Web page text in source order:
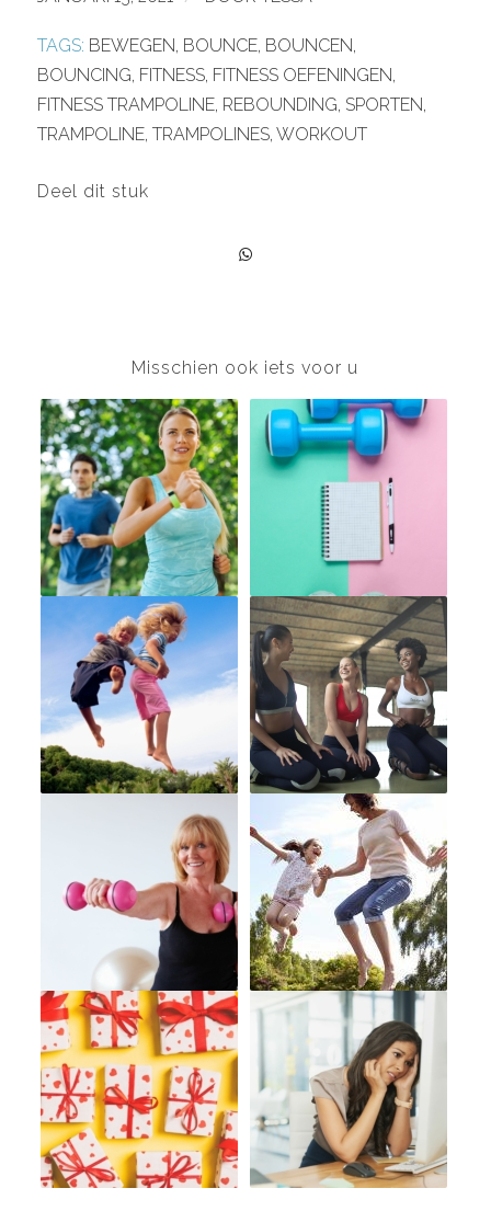
TAGS: BEWEGEN, BOUNCE, BOUNCEN,
BOUNCING, FITNESS, FITNESS OEFENINGEN,
FITNESS TRAMPOLINE, REBOUNDING, SPORTEN,
TRAMPOLINE, TRAMPOLINES, WORKOUT
Deel dit stuk
Misschien ook iets voor u